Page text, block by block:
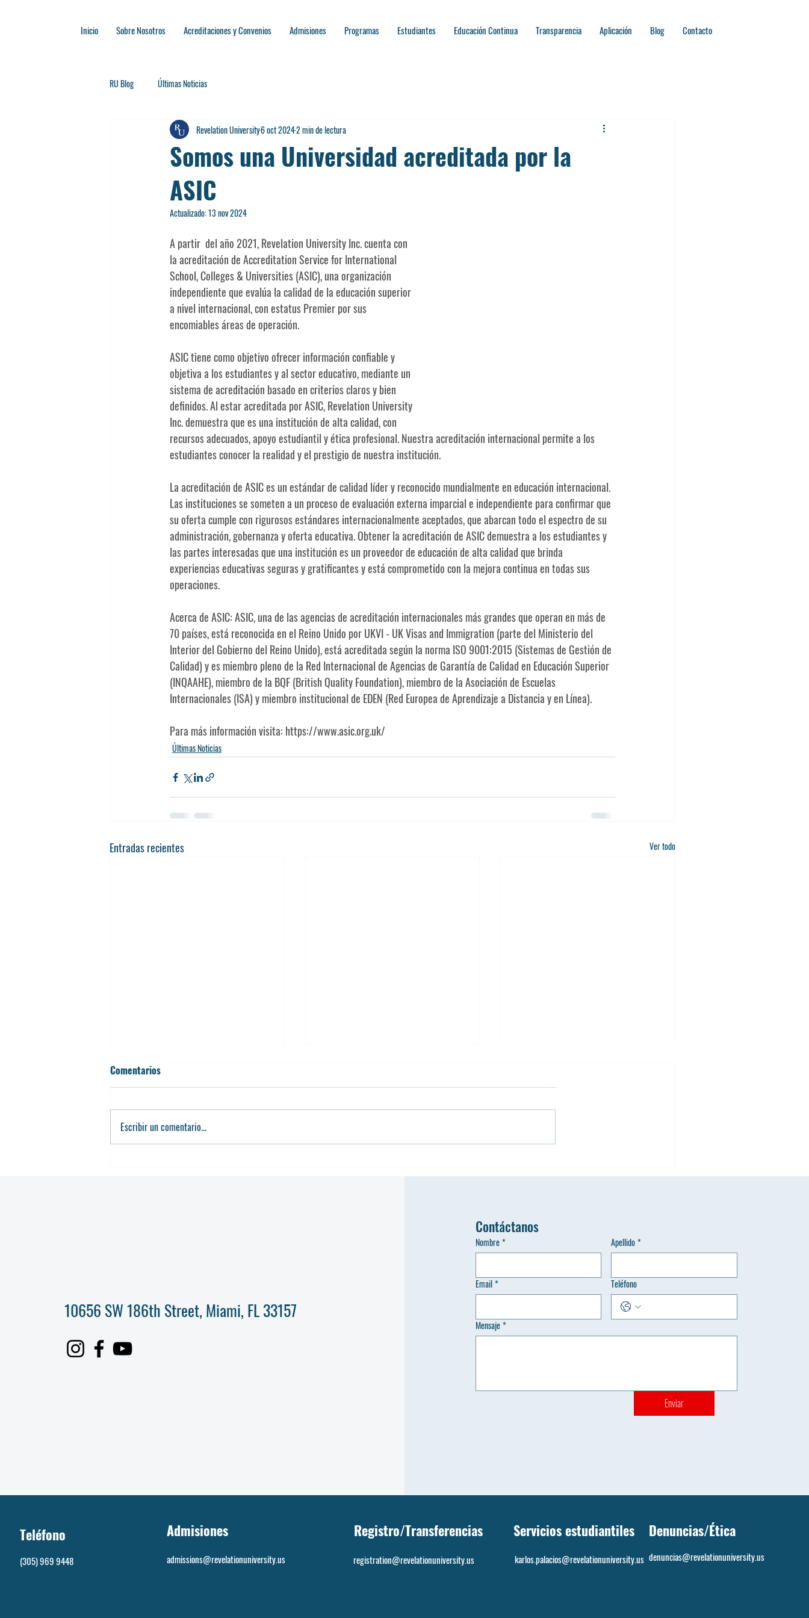
Inicio Sobre Nosotros Acreditaciones y Convenios Admisiones Programas Estudiantes Educación Continua Transparencia Aplicación Blog Contacto
RU Blog Últimas Noticias
Somos una Universidad acreditada por la
ASIC
Revelation University6 oct 20242 min de lectura
Actualizado:13 nov 2024
A partir  del año 2021, Revelation University Inc. cuenta con
la acreditación de Accreditation Service for International
School, Colleges & Universities (ASIC), una organización
independiente que evalúa la calidad de la educación superior
a nivel internacional, con estatus Premier por sus
encomiables áreas de operación.
ASIC tiene como objetivo ofrecer información confiable y
objetiva a los estudiantes y al sector educativo, mediante un
sistema de acreditación basado en criterios claros y bien
definidos. Al estar acreditada por ASIC, Revelation University
Inc. demuestra que es una institución de alta calidad, con
recursos adecuados, apoyo estudiantil y ética profesional. Nuestra acreditación internacional permite a los
estudiantes conocer la realidad y el prestigio de nuestra institución.
La acreditación de ASIC es un estándar de calidad líder y reconocido mundialmente en educación internacional.
Las instituciones se someten a un proceso de evaluación externa imparcial e independiente para confirmar que
su oferta cumple con rigurosos estándares internacionalmente aceptados, que abarcan todo el espectro de su
administración, gobernanza y oferta educativa. Obtener la acreditación de ASIC demuestra a los estudiantes y
las partes interesadas que una institución es un proveedor de educación de alta calidad que brinda
experiencias educativas seguras y gratificantes y está comprometido con la mejora continua en todas sus
operaciones.
Acerca de ASIC: ASIC, una de las agencias de acreditación internacionales más grandes que operan en más de
70 países, está reconocida en el Reino Unido por UKVI - UK Visas and Immigration (parte del Ministerio del
Interior del Gobierno del Reino Unido), está acreditada según la norma ISO 9001:2015 (Sistemas de Gestión de
Calidad) y es miembro pleno de la Red Internacional de Agencias de Garantía de Calidad en Educación Superior
(INQAAHE), miembro de la BQF (British Quality Foundation), miembro de la Asociación de Escuelas
Internacionales (ISA) y miembro institucional de EDEN (Red Europea de Aprendizaje a Distancia y en Línea).
Para más información visita: https://www.asic.org.uk/
Últimas Noticias
Entradas recientes Ver todo
University celebra más que un
Retiro Espiritual y Jornada de
Comentarios
Escribir un comentario...
10656 SW 186th Street, Miami, FL 33157
Contáctanos
Nombre* Apellido *
Email* Teléfono
Mensaje*
Enviar
Teléfono
(305) 969 9448
Admisiones
admissions@revelationuniversity.us
Registro/Transferencias
registration@revelationuniversity.us
Servicios estudiantiles
karlos.palacios@revelationuniversity.us
Denuncias/Ética
denuncias@revelationuniversity.us